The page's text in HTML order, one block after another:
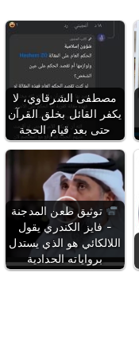
مصطفى الشرقاوي، لا
يكفر القائل بخلق القرآن
حتى بعد قيام الحجة
توثيق طعن المدجنة
- فايز الكندري يقول
اللالكائي هو الذي يستدل
برواياته الحدادية